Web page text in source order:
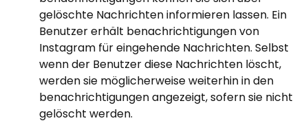
gelöschte Nachrichten informieren lassen. Ein
Benutzer erhält benachrichtigungen von
Instagram für eingehende Nachrichten. Selbst
wenn der Benutzer diese Nachrichten löscht,
werden sie möglicherweise weiterhin in den
benachrichtigungen angezeigt, sofern sie nicht
gelöscht werden.